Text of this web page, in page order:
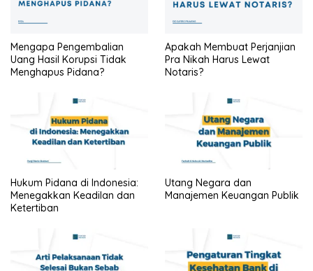
Mengapa Pengembalian
Uang Hasil Korupsi Tidak
Menghapus Pidana?
Apakah Membuat Perjanjian
Pra Nikah Harus Lewat
Notaris?
Hukum Pidana di Indonesia:
Menegakkan Keadilan dan
Ketertiban
Utang Negara dan
Manajemen Keuangan Publik